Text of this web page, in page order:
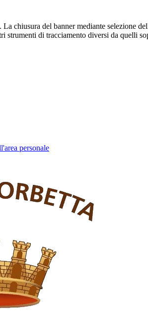
chiusura del banner mediante selezione
strumenti di tracciamento diversi da quelli
personale